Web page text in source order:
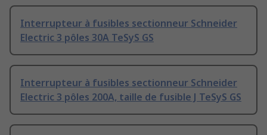
Interrupteur à fusibles sectionneur Schneider
Electric 3 pôles 30A TeSyS GS
Interrupteur à fusibles sectionneur Schneider
Electric 3 pôles 200A, taille de fusible J TeSyS GS